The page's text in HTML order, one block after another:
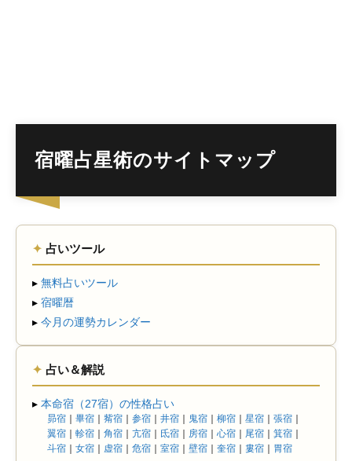
宿曜占星術のサイトマップ
✦ 占いツール
▸ 無料占いツール
▸ 宿曜暦
▸ 今月の運勢カレンダー
✦ 占い＆解説
▸ 本命宿（27宿）の性格占い
昴宿 ｜畢宿 ｜觜宿 ｜参宿 ｜井宿 鬼宿 ｜柳宿 ｜星宿 ｜張宿
翼宿 ｜軫宿 ｜角宿 ｜亢宿 氐宿 房宿 ｜心宿 尾宿 ｜箕宿
斗宿 ｜女宿 虚宿 ｜危宿 ｜室宿 ｜壁宿 ｜奎宿 ｜婁宿 胃宿